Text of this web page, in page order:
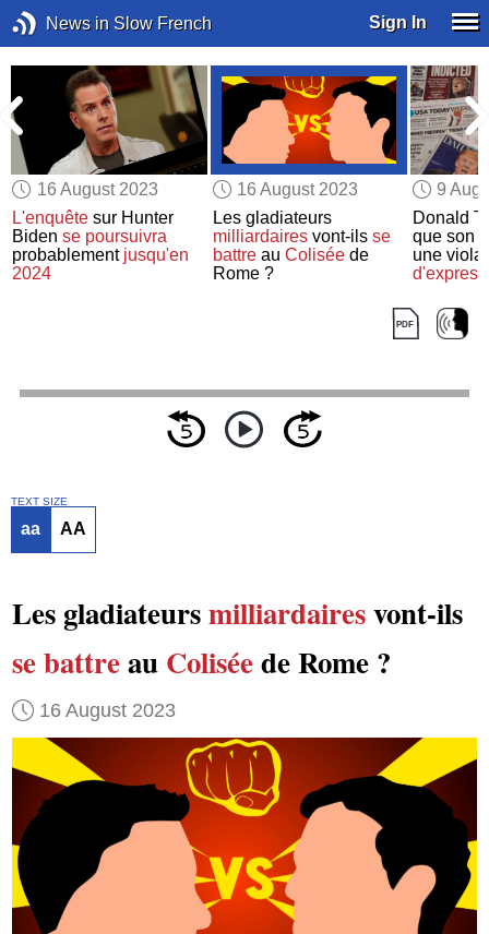
News in Slow French Sign In
16 August 2023
L'enquête sur Hunter
Bidense poursuivra
probablement jusqu'en
2024
16 August 2023
Les gladiateurs
milliardairesvont-ils se
battreau Coliséede
Rome ?
9
Donald
que son
une
TEXT SIZE
aa AA
Les gladiateursmilliardairesvont-ils
se battreau Coliséede Rome ?
16 August 2023